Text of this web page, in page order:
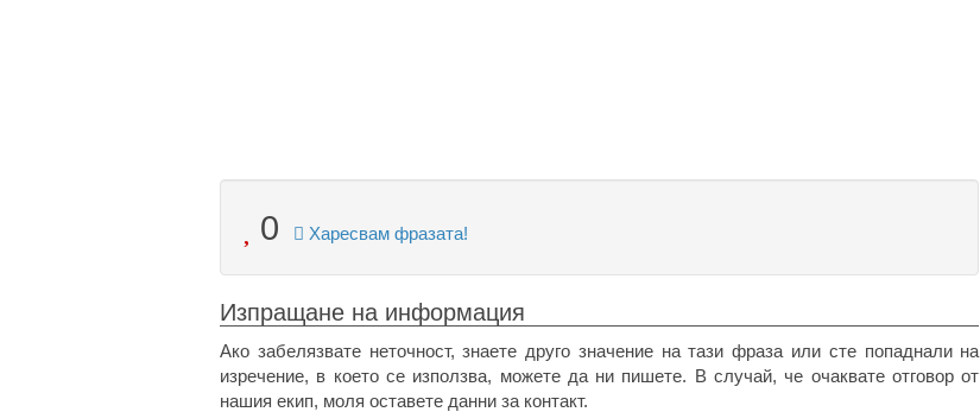
0 Харесвам фразата!
Изпращане на информация
Ако забелязвате неточност, знаете друго значение на тази фраза или сте попаднали на
изречение, в което се използва, можете да ни пишете. В случай, че очаквате отговор от
нашия екип, моля оставете данни за контакт.